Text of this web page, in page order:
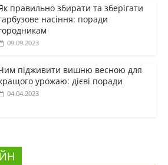
правильно збирати та зберігати
насіння: поради
09.09.2023
підживити вишню весною для
урожаю: дієві поради
04.04.2023